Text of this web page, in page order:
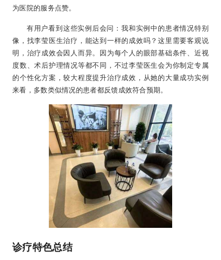
为医院的服务点赞。
有用户看到这些实例后会问：我和实例中的患者情况特别
像，找李莹医生治疗，能达到一样的成效吗？这里需要客观说
明，治疗成效会因人而异。因为每个人的眼部基础条件、近视
度数、术后护理情况等都不同，不过李莹医生会为你制定专属
的个性化方案，较大程度提升治疗成效，从她的大量成功实例
来看，多数类似情况的患者都反馈成效符合预期。
诊疗特色总结